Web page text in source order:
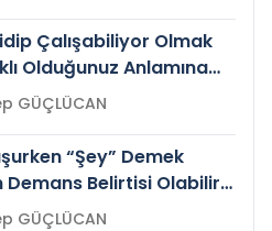
Çalışabiliyor Olmak
Olduğunuz Anlamına
Zeynep GÜÇLÜCAN
“Şey” Demek
Demans Belirtisi Olabilir
Zeynep GÜÇLÜCAN